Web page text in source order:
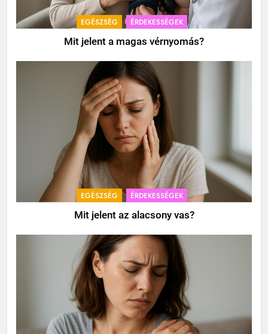
EGÉSZSÉG ÉRDEKESSÉGEK
Mit jelent a magas vérnyomás?
EGÉSZSÉG ÉRDEKESSÉGEK
Mit jelent az alacsony vas?